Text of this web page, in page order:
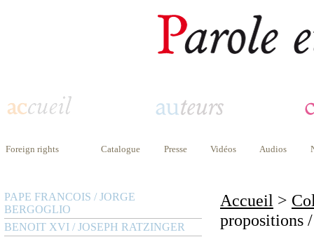
Foreign rights Catalogue Presse Vidéos Audios
PAPE FRANCOIS / JORGE
BERGOGLIO
BENOIT XVI / JOSEPH RATZINGER
Accueil >
propositions